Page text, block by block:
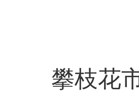
攀枝花